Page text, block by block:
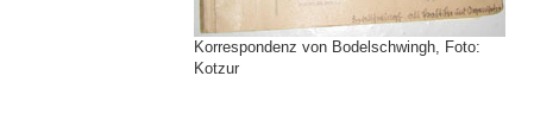
Korrespondenz von Bodelschwingh, Foto:
Kotzur